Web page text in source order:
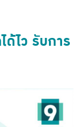
ด้ไว รับการ